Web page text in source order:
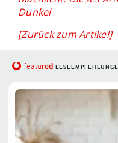
Dunkel
[Zurück zum Artikel]
featured